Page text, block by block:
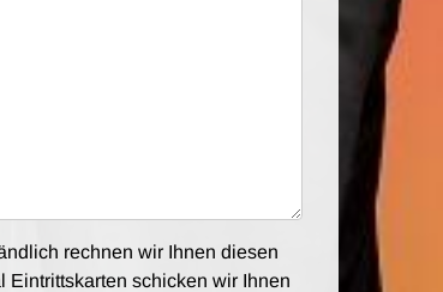
rechnen wir Ihnen diesen
Eintrittskarten schicken wir Ihnen